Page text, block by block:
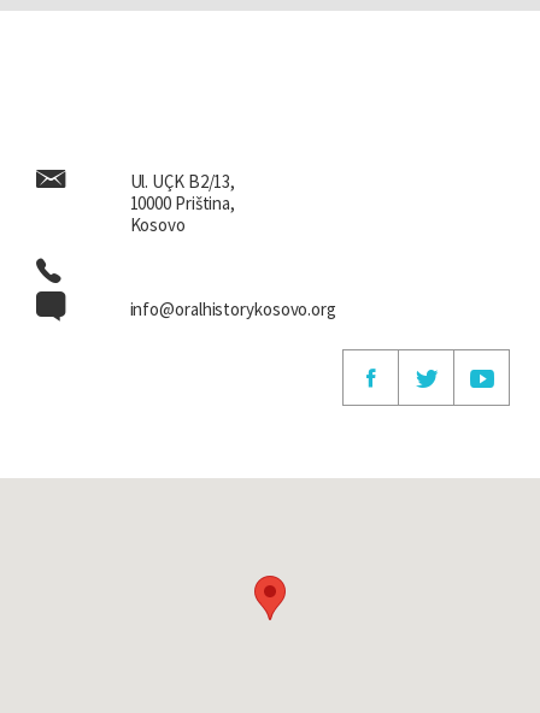
Ul. UÇK B2/13,
10000 Priština,
Kosovo
info@oralhistorykosovo.org